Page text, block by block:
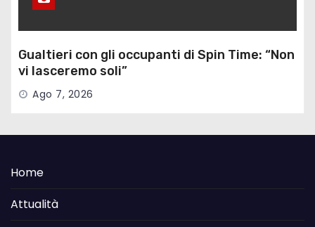
Gualtieri con gli occupanti di Spin Time: “Non
vi lasceremo soli”
Ago 7, 2026
Home
Attualità